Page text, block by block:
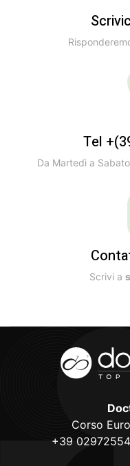
Tel
Da Martedì a
Scrivi a
Corso
+39